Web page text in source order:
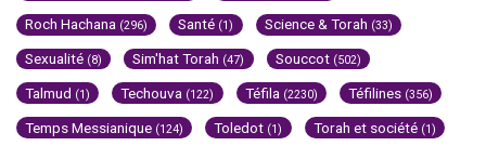
Roch Hachana (296) Santé (1) Science & Torah (33)
Sexualité (8) Sim'hat Torah (47) Souccot (502)
Talmud (1) Techouva (122) Téfila (2230) Téfilines (356)
Temps Messianique (124) Toledot (1) Torah et société (1)